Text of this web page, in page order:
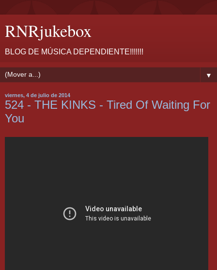
RNRjukebox
BLOG DE MÚSICA DEPENDIENTE!!!!!!!
▼
viernes, 4 de julio de 2014
524 - THE KINKS - Tired Of Waiting For
You